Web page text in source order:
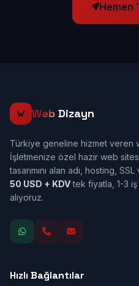
Hemen
Web Dizayn
Türkiye geneline hizmet veren
İşletmenize özel hazır web
tasarımını alan adı, hosting,
50 USD + KDVtek fiyatla, 1-3
alıyoruz.
Hızlı Bağlantılar